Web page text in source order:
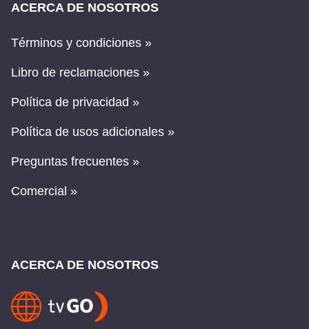
ACERCA DE NOSOTROS
Términos y condiciones »
Libro de reclamaciones »
Política de privacidad »
Política de usos adicionales »
Preguntas frecuentes »
Comercial »
ACERCA DE NOSOTROS